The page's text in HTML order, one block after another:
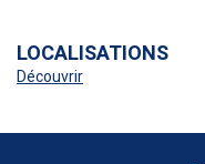
LOCALISATIONS
Découvrir